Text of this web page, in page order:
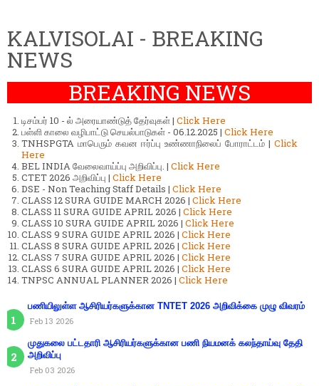
KALVISOLAI - BREAKING
NEWS
BREAKING NEWS
டிசம்பர் 10 - ல் அரையாண்டுத் தேர்வுகள் | Click Here
பள்ளி காலை வழிபாட்டு செயல்பாடுகள் - 06.12.2025 | Click Here
TNHSPGTA மாபெரும் கவன ஈர்ப்பு உண்ணாநிலைப் போராட்டம் | Click
Here
BEL INDIA வேலைவாய்ப்பு அறிவிப்பு. | Click Here
CTET 2026 அறிவிப்பு | Click Here
DSE - Non Teaching Staff Details | Click Here
CLASS 12 SURA GUIDE MARCH 2026 | Click Here
CLASS 11 SURA GUIDE APRIL 2026 | Click Here
CLASS 10 SURA GUIDE APRIL 2026 | Click Here
CLASS 9 SURA GUIDE APRIL 2026 | Click Here
CLASS 8 SURA GUIDE APRIL 2026 | Click Here
CLASS 7 SURA GUIDE APRIL 2026 | Click Here
CLASS 6 SURA GUIDE APRIL 2026 | Click Here
TNPSC ANNUAL PLANNER 2026 | Click Here
பணியிலுள்ள ஆசிரியர்களுக்கான TNTET 2026 அறிவிக்கை முழு விவரம்
Feb 13 2026
முதுகலை பட்டதாரி ஆசிரியர்களுக்கான பணி நியமனக் கலந்தாய்வு தேதி
அறிவிப்பு
Feb 03 2026